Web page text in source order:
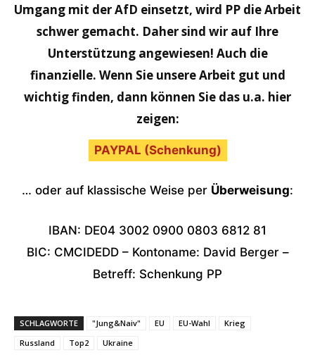
Umgang mit der AfD einsetzt, wird PP die Arbeit
schwer gemacht. Daher sind wir auf Ihre
Unterstützung angewiesen! Auch die
finanzielle. Wenn Sie unsere Arbeit gut und
wichtig finden, dann können Sie das u.a. hier
zeigen:
PAYPAL (Schenkung)
… oder auf klassische Weise per Überweisung:
IBAN: DE04 3002 0900 0803 6812 81
BIC: CMCIDEDD – Kontoname: David Berger –
Betreff: Schenkung PP
SCHLAGWORTE "Jung&Naiv" EU EU-Wahl
Krieg
Russland
Top2 Ukraine